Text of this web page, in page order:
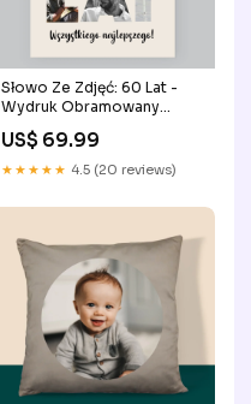
Słowo Ze Zdjęć: 60 Lat -
Wydruk Obramowany
US$ 69.99
★★★★★ 4.5 (20 reviews)